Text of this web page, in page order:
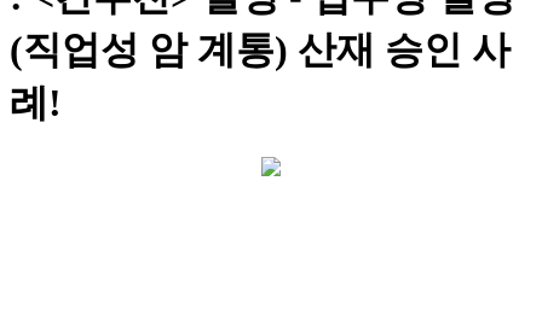
(직업성 암 계통) 산재 승인 사
례!